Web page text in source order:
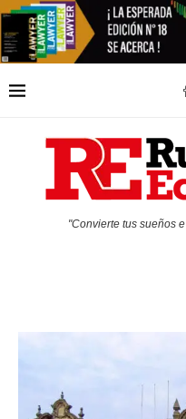
"Convierte tus sueños